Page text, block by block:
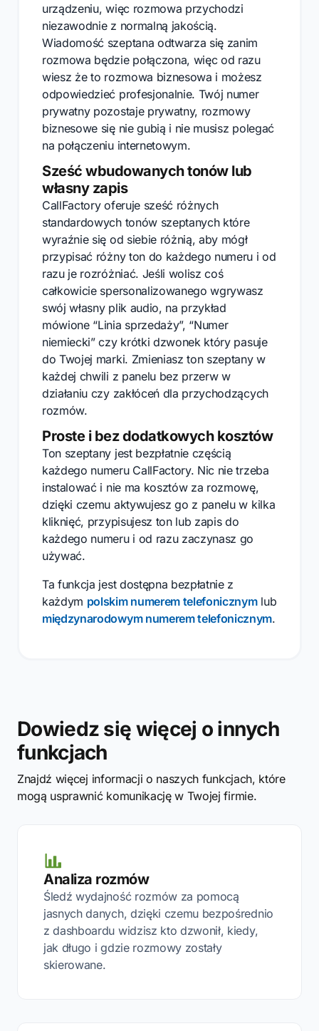
urządzeniu, więc rozmowa przychodzi
niezawodnie z normalną jakością.
Wiadomość szeptana odtwarza się zanim
rozmowa będzie połączona, więc od razu
wiesz że to rozmowa biznesowa i możesz
odpowiedzieć profesjonalnie. Twój numer
prywatny pozostaje prywatny, rozmowy
biznesowe się nie gubią i nie musisz polegać
na połączeniu internetowym.
Sześć wbudowanych tonów lub
własny zapis
CallFactory oferuje sześć różnych
standardowych tonów szeptanych które
wyraźnie się od siebie różnią, aby mógł
przypisać różny ton do każdego numeru i od
razu je rozróżniać. Jeśli wolisz coś
całkowicie spersonalizowanego wgrywasz
swój własny plik audio, na przykład
mówione “Linia sprzedaży”, “Numer
niemiecki” czy krótki dzwonek który pasuje
do Twojej marki. Zmieniasz ton szeptany w
każdej chwili z panelu bez przerw w
działaniu czy zakłóceń dla przychodzących
rozmów.
Proste i bez dodatkowych kosztów
Ton szeptany jest bezpłatnie częścią
każdego numeru CallFactory. Nic nie trzeba
instalować i nie ma kosztów za rozmowę,
dzięki czemu aktywujesz go z panelu w kilka
kliknięć, przypisujesz ton lub zapis do
każdego numeru i od razu zaczynasz go
używać.
Ta funkcja jest dostępna bezpłatnie z
każdym polskim numerem telefonicznymlub
międzynarodowym numerem telefonicznym.
Dowiedz się więcej o innych
funkcjach
Znajdź więcej informacji o naszych funkcjach, które
mogą usprawnić komunikację w Twojej firmie.
Analiza rozmów
Śledź wydajność rozmów za pomocą
jasnych danych, dzięki czemu bezpośrednio
z dashboardu widzisz kto dzwonił, kiedy,
jak długo i gdzie rozmowy zostały
skierowane.